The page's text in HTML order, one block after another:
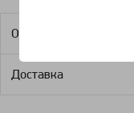
Оплата
Доставка